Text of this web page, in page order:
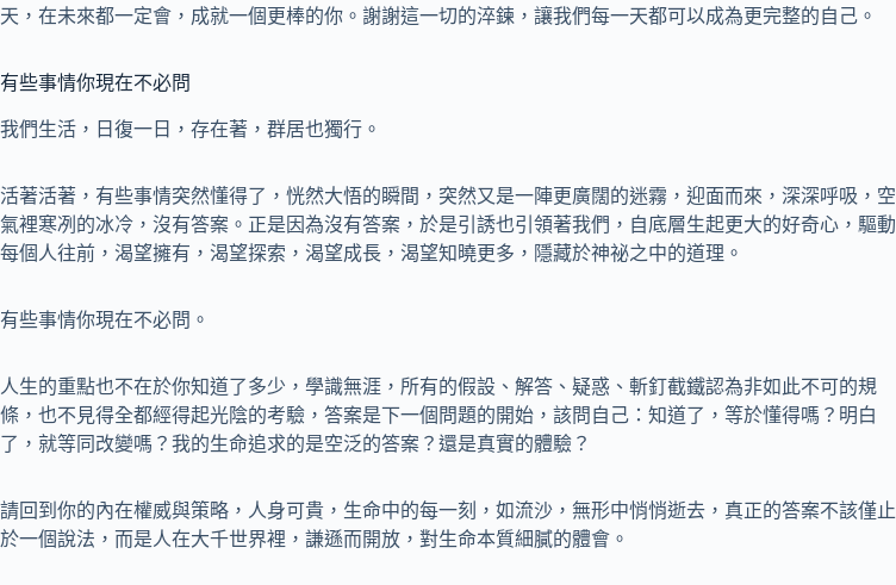
天，在未來都一定會，成就一個更棒的你。謝謝這一切的淬鍊，讓我們每一天都可以成為更完整的自己。
有些事情你現在不必問
我們生活，日復一日，存在著，群居也獨行。
活著活著，有些事情突然懂得了，恍然大悟的瞬間，突然又是一陣更廣闊的迷霧，迎面而來，深深呼吸，空
氣裡寒冽的冰冷，沒有答案。正是因為沒有答案，於是引誘也引領著我們，自底層生起更大的好奇心，驅動
每個人往前，渴望擁有，渴望探索，渴望成長，渴望知曉更多，隱藏於神祕之中的道理。
有些事情你現在不必問。
人生的重點也不在於你知道了多少，學識無涯，所有的假設、解答、疑惑、斬釘截鐵認為非如此不可的規
條，也不見得全都經得起光陰的考驗，答案是下一個問題的開始，該問自己：知道了，等於懂得嗎？明白
了，就等同改變嗎？我的生命追求的是空泛的答案？還是真實的體驗？
請回到你的內在權威與策略，人身可貴，生命中的每一刻，如流沙，無形中悄悄逝去，真正的答案不該僅止
於一個說法，而是人在大千世界裡，謙遜而開放，對生命本質細膩的體會。